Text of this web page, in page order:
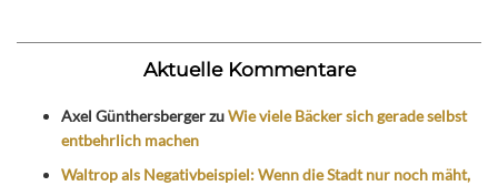
Aktuelle Kommentare
Axel GünthersbergerzuWie viele Bäcker sich gerade selbst
entbehrlich machen
Waltrop als Negativbeispiel: Wenn die Stadt nur noch mäht,